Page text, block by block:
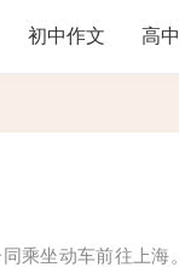
初中作文 高
乘坐动车前往上海